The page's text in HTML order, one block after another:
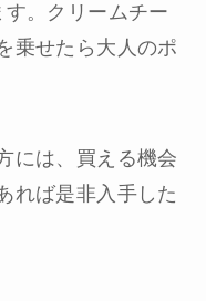
。クリームチー
乗せたら大人のポ
には、買える機会
れば是非入手した